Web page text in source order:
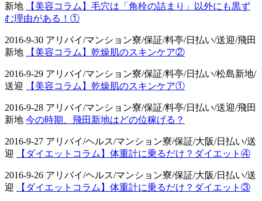
新地
【美容コラム】毛穴は「角栓の詰まり」以外にも黒ず
む理由がある！①
2016-9-30 アリバイ/マンション寮/保証/料亭/日払い/送迎/飛田
新地
【美容コラム】乾燥肌のスキンケア②
2016-9-29 アリバイ/マンション寮/保証/料亭/日払い/松島新地/
送迎
【美容コラム】乾燥肌のスキンケア①
2016-9-28 アリバイ/マンション寮/保証/料亭/日払い/送迎/飛田
新地 今の時期、飛田新地はどの位稼げる？
2016-9-27 アリバイ/ヘルス/マンション寮/保証/大阪/日払い/送
迎
【ダイエットコラム】体重計に乗るだけ？ダイエット④
2016-9-26 アリバイ/ヘルス/マンション寮/保証/大阪/日払い/送
迎
【ダイエットコラム】体重計に乗るだけ？ダイエット③